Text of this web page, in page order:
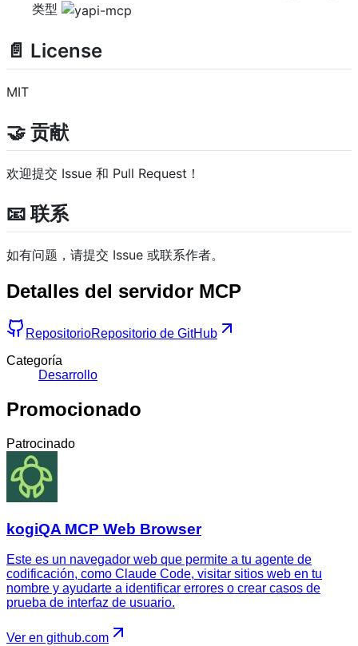
类型
📄 License
MIT
🤝 贡献
欢迎提交 Issue 和 Pull Request！
📧 联系
如有问题，请提交 Issue 或联系作者。
Detalles del servidor MCP
RepositorioRepositorio de GitHub
Categoría
Desarrollo
Promocionado
Patrocinado
kogiQA MCP Web Browser
Este es un navegador web que permite a tu agente de
codificación, como Claude Code, visitar sitios web en tu
nombre y ayudarte a identificar errores o crear casos de
prueba de interfaz de usuario.
Ver en github.com